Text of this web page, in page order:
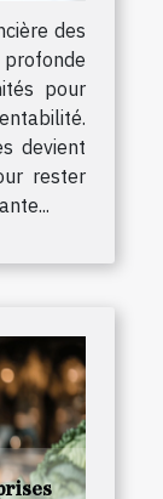
des
pour
devient
rester